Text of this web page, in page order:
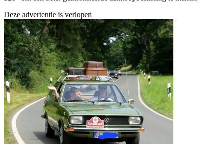
Deze advertentie is verlopen